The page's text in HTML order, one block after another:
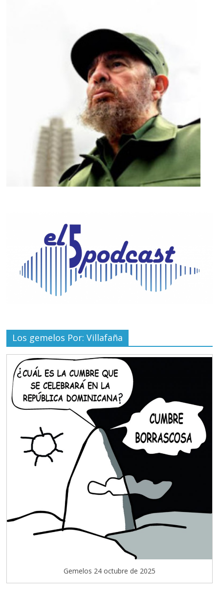
Los gemelos Por: Villafaña
Gemelos 24 octubre de 2025